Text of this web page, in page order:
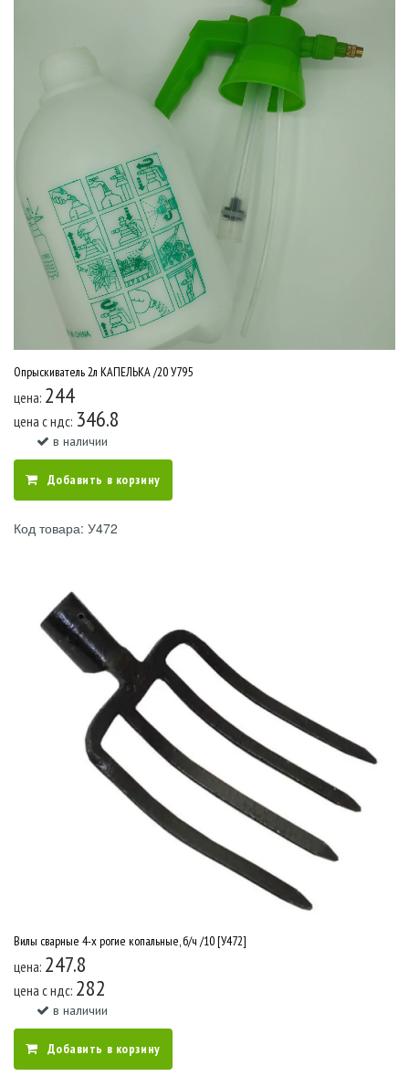
Опрыскиватель 2л КАПЕЛЬКА /20 У795
цена: 244
цена c ндс: 346.8
в наличии
Добавить в корзину
Код товара: У472
Вилы сварные 4-х рогие копальные, б/ч /10 [У472]
цена: 247.8
цена c ндс: 282
в наличии
Добавить в корзину